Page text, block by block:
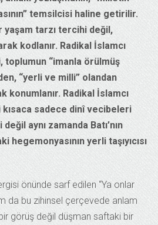
temsilcisi haline getirilir.
tarzı tercihi değil,
kodlanır. Radikal İslamcı
“imanla örülmüş
“yerli ve milli” olandan
konumlanır. Radikal İslamcı
sadece dinî vecibeleri
aynı zamanda Batı’nın
hegemonyasının yerli taşıyıcısı
önünde sarf edilen “Ya onlar
da bu zihinsel çerçevede anlam
görüş değil düşman saftaki bir